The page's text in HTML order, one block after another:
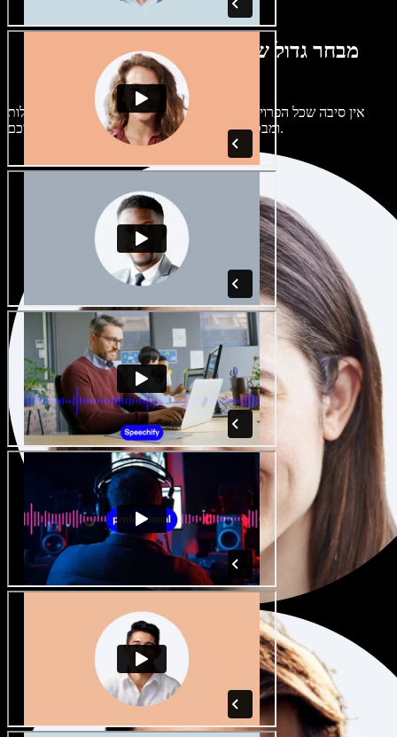
מבחר גדול של קולות נשים וגברים במגוון
מבטאים
אין סיבה שכל הפרויקטים יישמעו אותו דבר. בחרו מתוך מאות קולות
ומבטאים של בינה מלאכותית והתאימו אותם אליכם.